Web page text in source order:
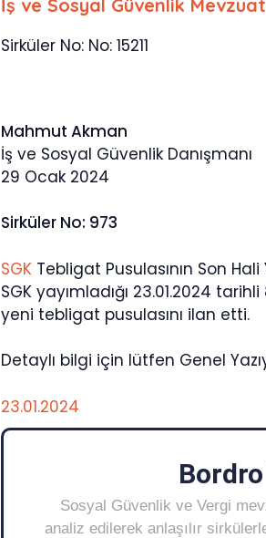
İş ve Sosyal Güvenlik
Sirküler No: No: 15211
Mahmut Akman
İş ve Sosyal Güvenlik Danışmanı
29 Ocak 2024
Sirküler No: 973
SGK Tebligat Pusulasının Son Hali
SGK yayımladığı 23.01.2024
yeni tebligat pusulasını ilan etti.
Detaylı bilgi için lütfen Genel
23.01.2024
Sosyal Güvenlik ve Vergi
analiz edilerek anlaşılır